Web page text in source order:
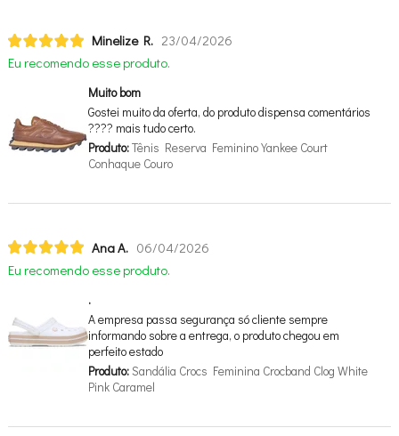
Minelize R. 23/04/2026
Eu recomendo esse produto.
Muito bom
Gostei muito da oferta, do produto dispensa comentários
???? mais tudo certo.
Produto:Tênis Reserva Feminino Yankee Court
Conhaque Couro
Ana A. 06/04/2026
Eu recomendo esse produto.
.
A empresa passa segurança só cliente sempre
informando sobre a entrega, o produto chegou em
perfeito estado
Produto:Sandália Crocs Feminina Crocband Clog White
Pink Caramel